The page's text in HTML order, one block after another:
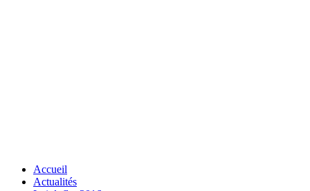
Accueil
Actualités